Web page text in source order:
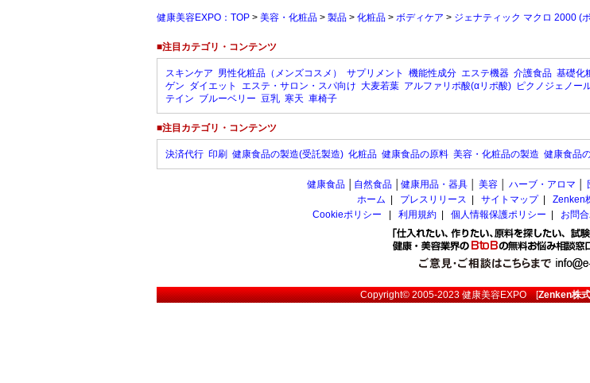
健康美容EXPO：TOP > 美容・化粧品 > 製品 > 化粧品 > ボディケア > ジェナティック マクロ 2000 (
■注目カテゴリ・コンテンツ
スキンケア 男性化粧品（メンズコスメ） サプリメント 機能性成分 エステ機器 介護食品 基礎化
ゲン ダイエット エステ・サロン・スパ向け 大麦若葉 アルファリポ酸(αリポ酸) ピクノジェノー
テイン ブルーベリー 豆乳 寒天 車椅子
■注目カテゴリ・コンテンツ
決済代行 印刷 健康食品の製造(受託製造) 化粧品 健康食品の原料 美容・化粧品の製造 健康食品
健康食品 自然食品 健康用品・器具 美容 ハーブ・アロマ
ホーム
プレスリリース サイトマップ| Zenken
Cookieポリシー
利用規約 個人情報保護ポリシー お問
Copyright© 2005-2023健康美容EXPO[Zenken株